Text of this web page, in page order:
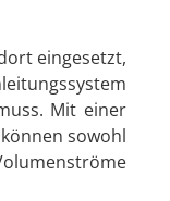
eingesetzt,
Mit einer
sowohl